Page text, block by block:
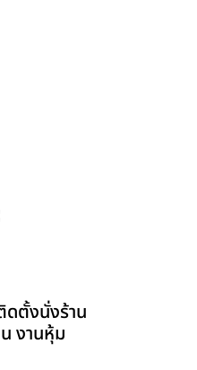
ดตั้งนั่งร้าน
งานหุ้ม